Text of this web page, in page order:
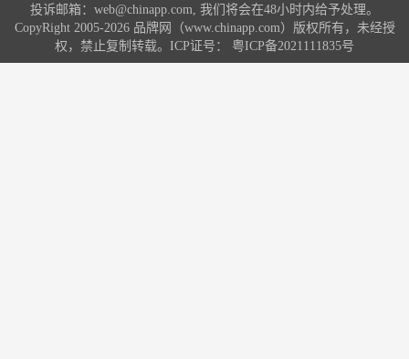
投诉邮箱：web@chinapp.com, 我们将会在48小时内给予处理。
CopyRight 2005-2026 品牌网（www.chinapp.com）版权所有，未经授
权，禁止复制转载。ICP证号： 粤ICP备2021111835号